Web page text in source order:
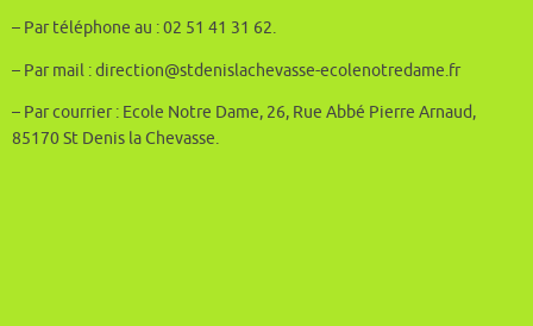
– Par téléphone au : 02 51 41 31 62.
– Par mail : direction@stdenislachevasse-ecolenotredame.fr
– Par courrier : Ecole Notre Dame, 26, Rue Abbé Pierre Arnaud,
85170 St Denis la Chevasse.